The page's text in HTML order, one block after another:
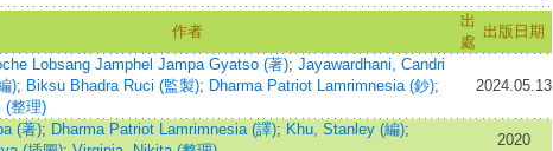
作者
出
處
出版日期
Lobsang Jamphel Jampa Gyatso (著); Jayawardhani, Candri
); Biksu Bhadra Ruci (監製); Dharma Patriot Lamrimnesia (鈔);
(整理)
2024.05.13
(著); Dharma Patriot Lamrimnesia (譯); Khu, Stanley (編);
2020